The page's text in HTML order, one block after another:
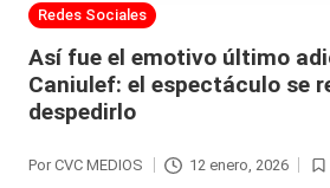
s,
T
V
y
Publicada
Redes Sociales
Así fue el emotivo último
Caniulef: el espectáculo se
despedirlo
Por CVC MEDIOS 12 enero, 2026